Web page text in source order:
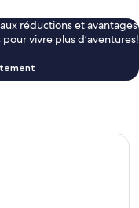
réductions et avantages
vivre plus d’aventures!